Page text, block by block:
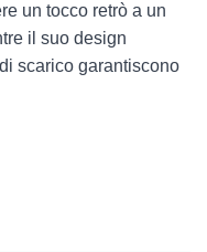
un tocco retrò a un
il suo design
scarico garantiscono